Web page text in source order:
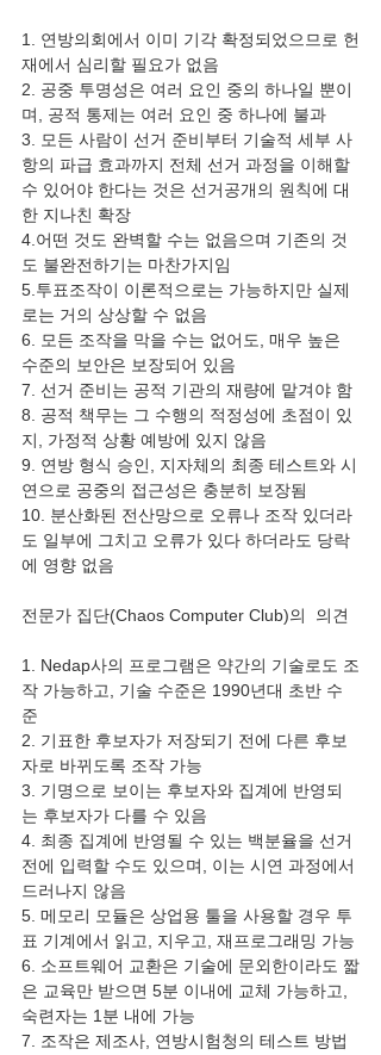
1. 연방의회에서 이미 기각 확정되었으므로 헌
재에서 심리할 필요가 없음
2. 공중 투명성은 여러 요인 중의 하나일 뿐이
며, 공적 통제는 여러 요인 중 하나에 불과
3. 모든 사람이 선거 준비부터 기술적 세부 사
항의 파급 효과까지 전체 선거 과정을 이해할
수 있어야 한다는 것은 선거공개의 원칙에 대
한 지나친 확장
4.어떤 것도 완벽할 수는 없음으며 기존의 것
도 불완전하기는 마찬가지임
5.투표조작이 이론적으로는 가능하지만 실제
로는 거의 상상할 수 없음
6. 모든 조작을 막을 수는 없어도, 매우 높은
수준의 보안은 보장되어 있음
7. 선거 준비는 공적 기관의 재량에 맡겨야 함
8. 공적 책무는 그 수행의 적정성에 초점이 있
지, 가정적 상황 예방에 있지 않음
9. 연방 형식 승인, 지자체의 최종 테스트와 시
연으로 공중의 접근성은 충분히 보장됨
10. 분산화된 전산망으로 오류나 조작 있더라
도 일부에 그치고 오류가 있다 하더라도 당락
에 영향 없음  ​
전문가 집단(Chaos Computer Club)의  의견
1. Nedap사의 프로그램은 약간의 기술로도 조
작 가능하고, 기술 수준은 1990년대 초반 수
준
2. 기표한 후보자가 저장되기 전에 다른 후보
자로 바뀌도록 조작 가능
3. 기명으로 보이는 후보자와 집계에 반영되
는 후보자가 다를 수 있음
4. 최종 집계에 반영될 수 있는 백분율을 선거
전에 입력할 수도 있으며, 이는 시연 과정에서
드러나지 않음
5. 메모리 모듈은 상업용 툴을 사용할 경우 투
표 기계에서 읽고, 지우고, 재프로그래밍 가능
6. 소프트웨어 교환은 기술에 문외한이라도 짧
은 교육만 받으면 5분 이내에 교체 가능하고,
숙련자는 1분 내에 가능
7. 조작은 제조사, 연방시험청의 테스트 방법